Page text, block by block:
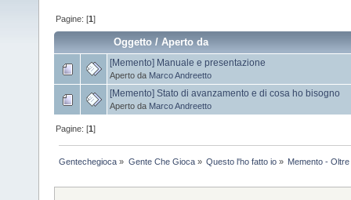
Pagine: [1]
Oggetto /Aperto da
[Memento] Manuale e presentazione
Aperto da Marco Andreetto
[Memento] Stato di avanzamento e di cosa ho bisogno
Aperto da Marco Andreetto
Pagine: [1]
Gentechegioca » Gente Che Gioca» Questo l'ho fatto io» Memento - Oltre